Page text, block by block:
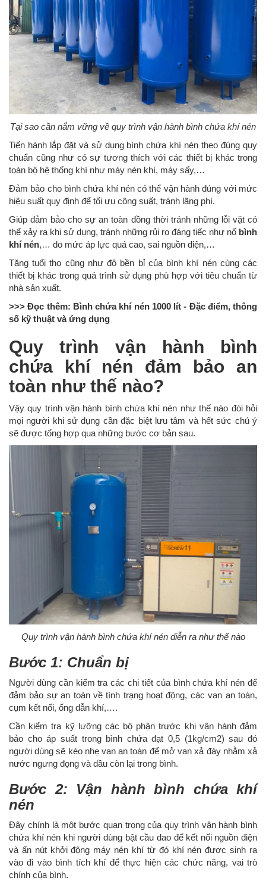
Tại sao cần nắm vững về quy trình vận hành bình chứa khí nén
Tiến hành lắp đặt và sử dụng bình chứa khí nén theo đúng quy
chuẩn cũng như có sự tương thích với các thiết bị khác trong
toàn bộ hệ thống khí như máy nén khí, máy sấy,…
Đảm bảo cho bình chứa khí nén có thể vận hành đúng với mức
hiệu suất quy định để tối ưu công suất, tránh lãng phí.
Giúp đảm bảo cho sự an toàn đồng thời tránh những lỗi vặt có
thể xảy ra khi sử dụng, tránh những rủi ro đáng tiếc như nổ bình
khí nén,… do mức áp lực quá cao, sai nguồn điện,…
Tăng tuổi thọ cũng như độ bền bỉ của bình khí nén cùng các
thiết bị khác trong quá trình sử dụng phù hợp với tiêu chuẩn từ
nhà sản xuất.
>>> Đọc thêm: Bình chứa khí nén 1000 lít- Đặc điểm, thông
số kỹ thuật và ứng dụng
Quy trình vận hành bình
chứa khí nén đảm bảo an
toàn như thế nào?
Vậy quy trình vận hành bình chứa khí nén như thế nào đòi hỏi
mọi người khi sử dụng cần đặc biệt lưu tâm và hết sức chú ý
sẽ được tổng hợp qua những bước cơ bản sau.
Quy trình vận hành bình chứa khí nén diễn ra như thế nào
Bước 1: Chuẩn bị
Người dùng cần kiểm tra các chi tiết của bình chứa khí nén để
đảm bảo sự an toàn về tình trạng hoạt động, các van an toàn,
cụm kết nối, ống dẫn khí,….
Cần kiểm tra kỹ lưỡng các bộ phận trước khi vận hành đảm
bảo cho áp suất trong bình chứa đạt 0,5 (1kg/cm2) sau đó
người dùng sẽ kéo nhẹ van an toàn để mở van xả đáy nhằm xả
nước ngưng đọng và dầu còn lại trong bình.
Bước 2: Vận hành bình chứa khí
nén
Đây chính là một bước quan trọng của quy trình vận hành bình
chứa khí nén khi người dùng bật cầu dao để kết nối nguồn điện
và ấn nút khởi động máy nén khí từ đó khí nén được sinh ra
vào đi vào bình tích khí để thực hiện các chức năng, vai trò
chính của bình.